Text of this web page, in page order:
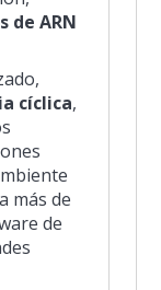
de ARN
cíclica,
más de
de